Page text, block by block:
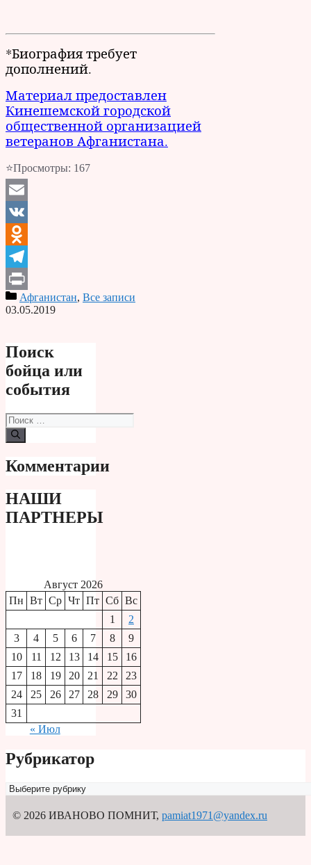
*Биография требует
дополнений.
Материал предоставлен
Кинешемской городской
общественной организацией
ветеранов Афганистана.
⭐Просмотры: 167
Email
VK
Odnoklassniki
Telegram
PrintАфганистан, Все записи
03.05.2019
Поиск
бойца или
события
Поиск:
Комментарии
НАШИ
ПАРТНЕРЫ
Август 2026
Пн Вт Ср Чт Пт Сб Вс
1
2
3
4 5 6 7 8
9
10
11 12 13 14 15
16
17
18 19 20 21 22
23
24
25 26 27 28 29
30
31
« Июл
Рубрикатор
Рубрикатор
© 2026 ИВАНОВО ПОМНИТ, pamiat1971@yandex.ru